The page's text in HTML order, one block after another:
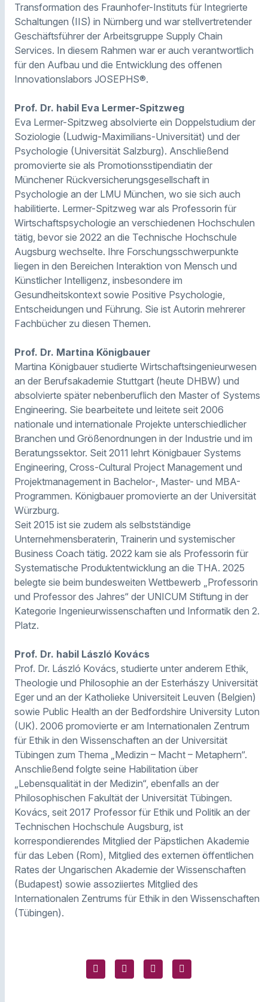
Transformation des Fraunhofer-Instituts für Integrierte
Schaltungen (IIS) in Nürnberg und war stellvertretender
Geschäftsführer der Arbeitsgruppe Supply Chain
Services. In diesem Rahmen war er auch verantwortlich
für den Aufbau und die Entwicklung des offenen
Innovationslabors JOSEPHS®.
Prof. Dr. habil Eva Lermer-Spitzweg
Eva Lermer-Spitzweg absolvierte ein Doppelstudium der
Soziologie (Ludwig-Maximilians-Universität) und der
Psychologie (Universität Salzburg). Anschließend
promovierte sie als Promotionsstipendiatin der
Münchener Rückversicherungsgesellschaft in
Psychologie an der LMU München, wo sie sich auch
habilitierte. Lermer-Spitzweg war als Professorin für
Wirtschaftspsychologie an verschiedenen Hochschulen
tätig, bevor sie 2022 an die Technische Hochschule
Augsburg wechselte. Ihre Forschungsschwerpunkte
liegen in den Bereichen Interaktion von Mensch und
Künstlicher Intelligenz, insbesondere im
Gesundheitskontext sowie Positive Psychologie,
Entscheidungen und Führung. Sie ist Autorin mehrerer
Fachbücher zu diesen Themen.
Prof. Dr. Martina Königbauer
Martina Königbauer studierte Wirtschaftsingenieurwesen
an der Berufsakademie Stuttgart (heute DHBW) und
absolvierte später nebenberuflich den Master of Systems
Engineering. Sie bearbeitete und leitete seit 2006
nationale und internationale Projekte unterschiedlicher
Branchen und Größenordnungen in der Industrie und im
Beratungssektor. Seit 2011 lehrt Königbauer Systems
Engineering, Cross-Cultural Project Management und
Projektmanagement in Bachelor-, Master- und MBA-
Programmen. Königbauer promovierte an der Universität
Würzburg.
Seit 2015 ist sie zudem als selbstständige
Unternehmensberaterin, Trainerin und systemischer
Business Coach tätig. 2022 kam sie als Professorin für
Systematische Produktentwicklung an die THA. 2025
belegte sie beim bundesweiten Wettbewerb „Professorin
und Professor des Jahres“ der UNICUM Stiftung in der
Kategorie Ingenieurwissenschaften und Informatik den 2.
Platz.
Prof. Dr. habil László Kovács
Prof. Dr. László Kovács, studierte unter anderem Ethik,
Theologie und Philosophie an der Esterhászy Universität
Eger und an der Katholieke Universiteit Leuven (Belgien)
sowie Public Health an der Bedfordshire University Luton
(UK). 2006 promovierte er am Internationalen Zentrum
für Ethik in den Wissenschaften an der Universität
Tübingen zum Thema „Medizin – Macht – Metaphern“.
Anschließend folgte seine Habilitation über
„Lebensqualität in der Medizin“, ebenfalls an der
Philosophischen Fakultät der Universität Tübingen.
Kovács, seit 2017 Professor für Ethik und Politik an der
Technischen Hochschule Augsburg, ist
korrespondierendes Mitglied der Päpstlichen Akademie
für das Leben (Rom), Mitglied des externen öffentlichen
Rates der Ungarischen Akademie der Wissenschaften
(Budapest) sowie assoziiertes Mitglied des
Internationalen Zentrums für Ethik in den Wissenschaften
(Tübingen).